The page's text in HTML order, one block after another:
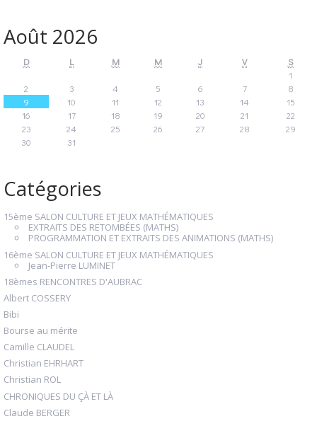
Août 2026
D L M M J V
S
1
2
3 4 5 6 7
8
9
10 11 12 13 14
15
16
17 18 19 20 21
22
23
24 25 26 27 28
29
30
31
Catégories
15ème SALON CULTURE ET JEUX MATHÉMATIQUES
EXTRAITS DES RETOMBÉES (MATHS)
PROGRAMMATION ET EXTRAITS DES ANIMATIONS (MATHS)
16ème SALON CULTURE ET JEUX MATHÉMATIQUES
Jean-Pierre LUMINET
18èmes RENCONTRES D'AUBRAC
Albert COSSERY
Bibi
Bourse au mérite
Camille CLAUDEL
Christian EHRHART
Christian ROL
CHRONIQUES DU ÇÀ ET LÀ
Claude BERGER